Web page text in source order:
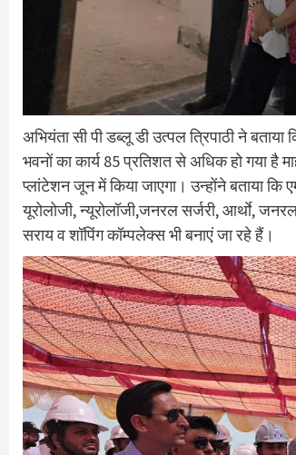
अभियंता सी पी डब्लू डी उत्पल त्रिपाठी ने
भवनों का कार्य 85 प्रतिशत से अधिक हो गया है
प्लांटेशन जून में किया जाएगा। उन्होंने बताया
यूरोलोजी, न्यूरोलॉजी,जनरल सर्जरी, आर्थाे,
सराय व शॉपिंग कॉम्पलेक्स भी बनाएं जा रहे हैं।